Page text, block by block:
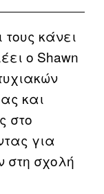
τους κάνει
ο Shawn
και
στο
για
στη σχολή